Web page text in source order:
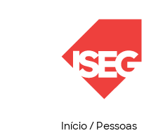
Início/ Pessoas